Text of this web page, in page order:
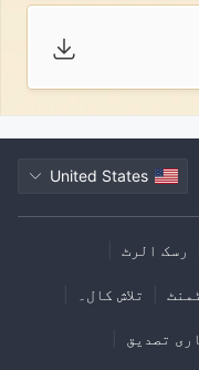
United States
رسک الرٹ
تلاش کال۔
تصدیق